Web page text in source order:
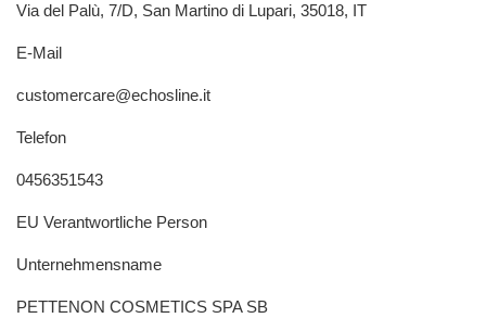
Via del Palù, 7/D, San Martino di Lupari, 35018, IT
E-Mail
customercare@echosline.it
Telefon
0456351543
EU Verantwortliche Person
Unternehmensname
PETTENON COSMETICS SPA SB